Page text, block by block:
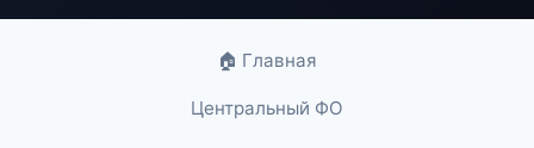
🏠 Главная
Центральный ФО